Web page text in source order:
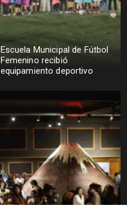
Escuela Municipal de Fútbol
Femenino recibió
equipamiento deportivo